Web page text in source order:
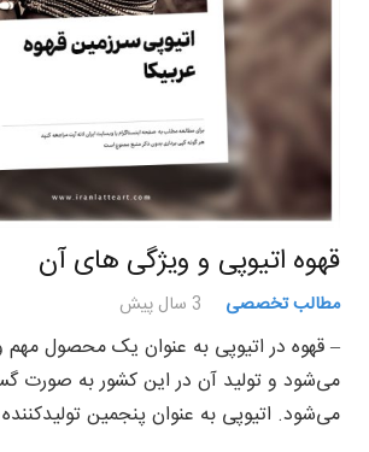
قهوه اتیوپی و ویژگی های آن
مطالب تخصصی 3 سال پیش
– قهوه در اتیوپی به عنوان یک محصول مهم
می‌شود و تولید آن در این کشور به صورت
می‌شود. اتیوپی به عنوان پنجمین